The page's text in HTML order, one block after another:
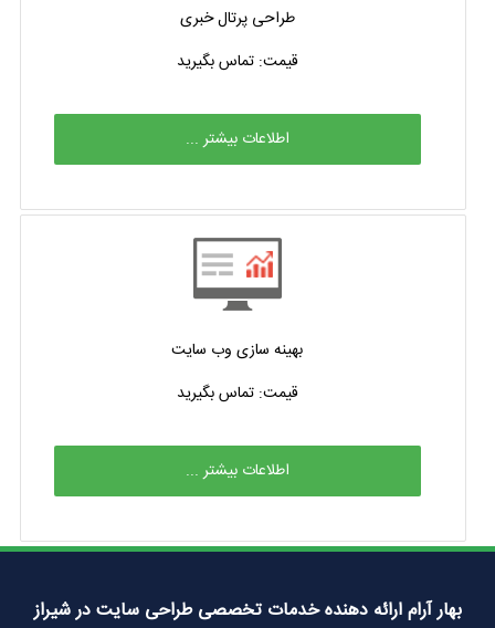
طراحی پرتال خبری
قیمت: تماس بگیرید
اطلاعات بیشتر ...
بهینه سازی وب سایت
قیمت: تماس بگیرید
اطلاعات بیشتر ...
بهار آرام ارائه دهنده خدمات تخصصی طراحی سایت در شیراز